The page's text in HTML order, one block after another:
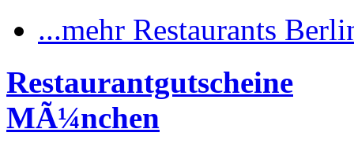
...mehr Restaurants
Restaurantgutscheine
MÃ¼nchen